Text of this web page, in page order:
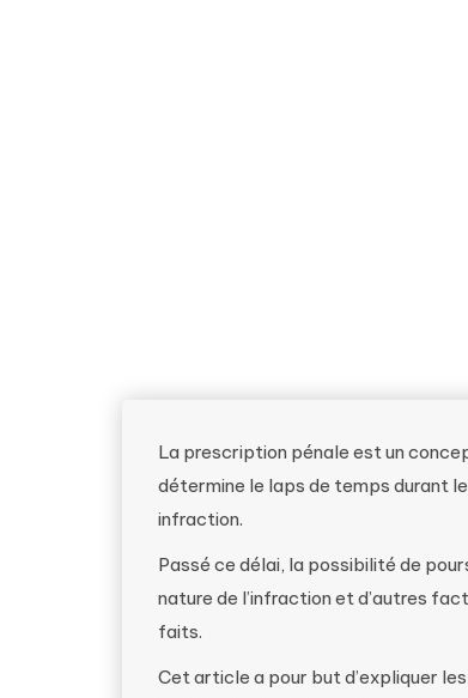
La prescription pénale est un
détermine le laps de temps durant
infraction.
Passé ce délai, la possibilité de
nature de l’infraction et d’autres
faits.
Cet article a pour but d’expliquer